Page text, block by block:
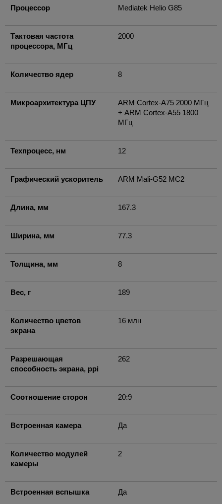
Процессор Mediatek Helio G85
Тактовая частота
процессора, МГц
2000
Количество ядер 8
Микроархитектура ЦПУ
ARM Cortex-A75 2000 МГц
+ ARM Cortex-A55 1800
МГц
Техпроцесс, нм 12
Графический ускоритель ARM Mali-G52 MC2
Длина, мм 167.3
Ширина, мм 77.3
Толщина, мм 8
Вес, г 189
Количество цветов
экрана
16 млн
Разрешающая
способность экрана, ppi
262
Соотношение сторон 20:9
Встроенная камера Да
Количество модулей
камеры
2
Встроенная вспышка Да